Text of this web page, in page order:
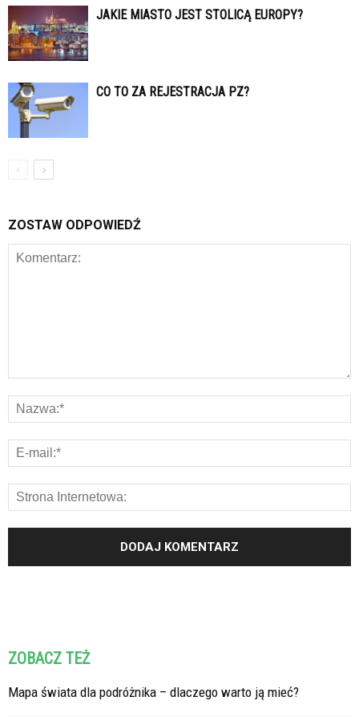
JAKIE MIASTO JEST STOLICĄ EUROPY?
CO TO ZA REJESTRACJA PZ?
ZOSTAW ODPOWIEDŹ
ZOBACZ TEŻ
Mapa świata dla podróżnika – dlaczego warto ją mieć?